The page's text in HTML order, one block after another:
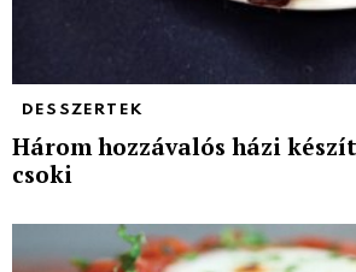
DESSZERTEK
Három hozzávalós házi
csoki